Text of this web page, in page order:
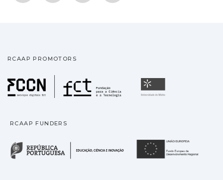
RCAAP PROMOTORS
Fundação para a
RCAAP FUNDERS
República Portuguesa